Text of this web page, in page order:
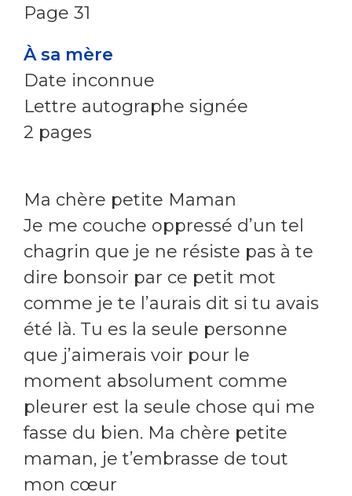
Page 31
À sa mère
Date inconnue
Lettre autographe signée
2 pages
Ma chère petite Maman
Je me couche oppressé d’un tel
chagrin que je ne résiste pas à te
dire bonsoir par ce petit mot
comme je te l’aurais dit si tu avais
été là. Tu es la seule personne
que j’aimerais voir pour le
moment absolument comme
pleurer est la seule chose qui me
fasse du bien. Ma chère petite
maman, je t’embrasse de tout
mon cœur